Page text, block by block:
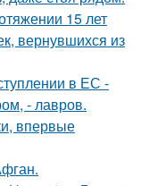
15 лет
вернувшихся из
в ЕС -
- лавров.
впервые